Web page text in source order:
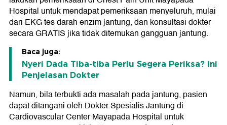
Hospital untuk mendapat pemeriksaan menyeluruh, mulai
dari EKG tes darah enzim jantung, dan konsultasi dokter
secara GRATIS jika tidak ditemukan gangguan jantung.
Baca juga:
Nyeri Dada Tiba-tiba Perlu Segera Periksa? Ini
Penjelasan Dokter
Namun, bila terbukti ada masalah pada jantung, pasien
dapat ditangani oleh Dokter Spesialis Jantung di
Cardiovascular Center Mayapada Hospital untuk